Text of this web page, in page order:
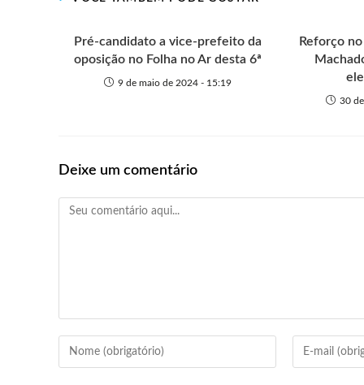
e
k
p
e
Pré-candidato a vice-prefeito da
oposição no Folha no Ar desta 6ª
9 de maio de 2024 - 15:19
Reforço
30
Deixe um comentário